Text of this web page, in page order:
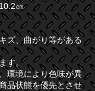
㎝
ズ、曲がり等がある
す。
環境により色味が異
品状態を優先とさせ